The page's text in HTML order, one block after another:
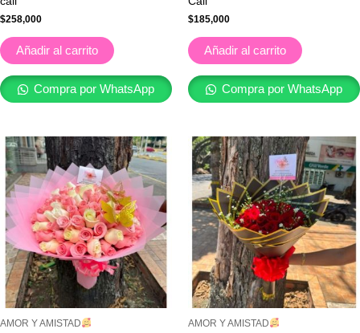
$258,000
Añadir al carrito
Compra por WhatsApp
$185,000
Añadir al carrito
Compra por WhatsApp
AMOR Y AMISTAD AMOR Y AMISTAD